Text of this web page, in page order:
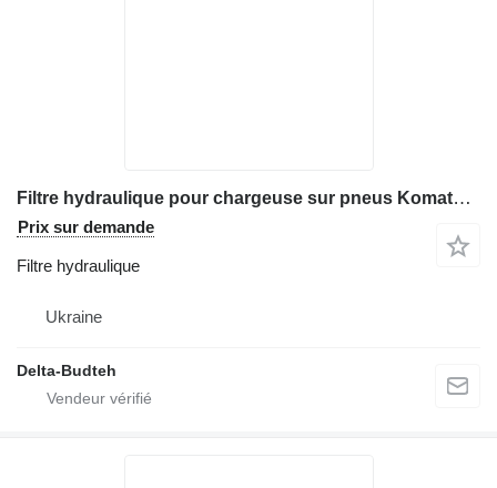
Filtre hydraulique pour chargeuse sur pneus Komatsu WA470
Prix sur demande
Filtre hydraulique
Ukraine
Delta-Budteh